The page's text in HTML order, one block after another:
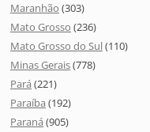
Maranhão (303)
Mato Grosso (236)
Mato Grosso do Sul(110)
Minas Gerais(778)
Pará (221)
Paraíba (192)
Paraná (905)